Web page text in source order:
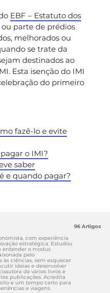
EBF – Estatuto dos
ou parte de prédios
melhorados ou
se trate da
destinados ao
Esta isenção do IMI
do primeiro
fazê-lo e evite
o IMI?
saber
e quando pagar?
com experiência
estratégica. Estudou
entender o modus
pelo
às ciências, sem esquecer
ideias e desenvolver
de vários livros e
publicações. Acredita
e um tempo certo para
e viagens.
96 Artigos